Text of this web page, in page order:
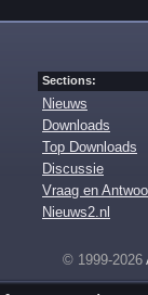
Sections:
Nieuws
Downloads
Top Downloads
Discussie
Vraag en
Nieuws2.nl
© 1999-2026